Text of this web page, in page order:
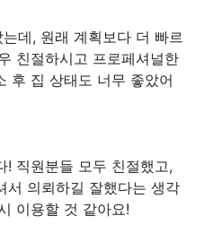
데, 원래 계획보다 더 빠르
친절하시고 프로페셔널한
후 집 상태도 너무 좋았어
! 직원분들 모두 친절했고,
서 의뢰하길 잘했다는 생각
이용할 것 같아요!